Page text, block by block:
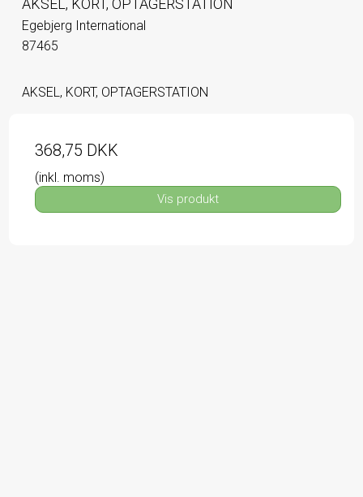
AKSEL, KORT, OPTAGERSTATION
Egebjerg International
87465
AKSEL, KORT, OPTAGERSTATION
368,75 DKK
(inkl. moms)
Vis produkt